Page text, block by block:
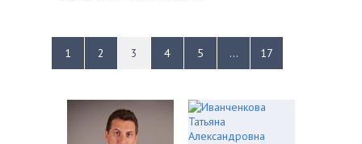
1 2 3 4 5 ... 17